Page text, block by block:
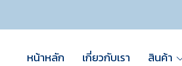
หน้าหลัก เกี่ยวกับเรา สินค้า